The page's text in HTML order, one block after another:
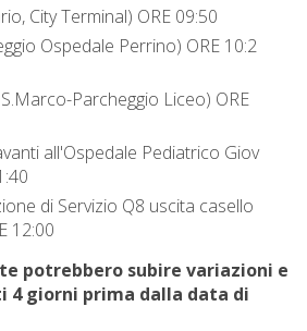
City Terminal) ORE 09:50
Ospedale Perrino) ORE 10:2
Parcheggio Liceo) ORE
all'Ospedale Pediatrico Giov
di Servizio Q8 uscita casello
12:00
potrebbero subire variazioni e
4 giorni prima dalla data di